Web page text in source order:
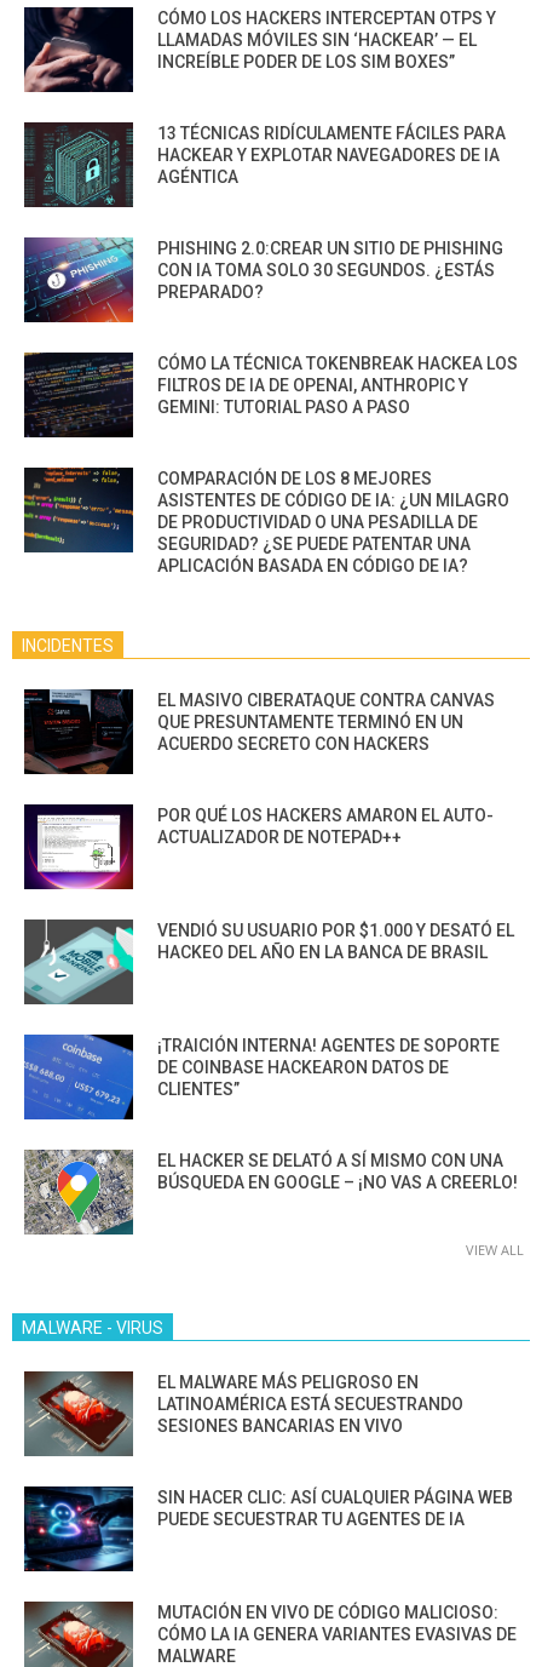
CÓMO LOS HACKERS INTERCEPTAN OTPS Y
LLAMADAS MÓVILES SIN ‘HACKEAR’ — EL
INCREÍBLE PODER DE LOS SIM BOXES”
13 TÉCNICAS RIDÍCULAMENTE FÁCILES PARA
HACKEAR Y EXPLOTAR NAVEGADORES DE IA
AGÉNTICA
PHISHING 2.0:CREAR UN SITIO DE PHISHING
CON IA TOMA SOLO 30 SEGUNDOS. ¿ESTÁS
PREPARADO?
CÓMO LA TÉCNICA TOKENBREAK HACKEA LOS
FILTROS DE IA DE OPENAI, ANTHROPIC Y
GEMINI: TUTORIAL PASO A PASO
COMPARACIÓN DE LOS 8 MEJORES
ASISTENTES DE CÓDIGO DE IA: ¿UN MILAGRO
DE PRODUCTIVIDAD O UNA PESADILLA DE
SEGURIDAD? ¿SE PUEDE PATENTAR UNA
APLICACIÓN BASADA EN CÓDIGO DE IA?
INCIDENTES
EL MASIVO CIBERATAQUE CONTRA CANVAS
QUE PRESUNTAMENTE TERMINÓ EN UN
ACUERDO SECRETO CON HACKERS
POR QUÉ LOS HACKERS AMARON EL AUTO-
ACTUALIZADOR DE NOTEPAD++
VENDIÓ SU USUARIO POR $1.000 Y DESATÓ EL
HACKEO DEL AÑO EN LA BANCA DE BRASIL
¡TRAICIÓN INTERNA! AGENTES DE SOPORTE
DE COINBASE HACKEARON DATOS DE
CLIENTES”
EL HACKER SE DELATÓ A SÍ MISMO CON UNA
BÚSQUEDA EN GOOGLE – ¡NO VAS A CREERLO!
VIEW ALL
MALWARE - VIRUS
EL MALWARE MÁS PELIGROSO EN
LATINOAMÉRICA ESTÁ SECUESTRANDO
SESIONES BANCARIAS EN VIVO
SIN HACER CLIC: ASÍ CUALQUIER PÁGINA WEB
PUEDE SECUESTRAR TU AGENTES DE IA
MUTACIÓN EN VIVO DE CÓDIGO MALICIOSO:
CÓMO LA IA GENERA VARIANTES EVASIVAS DE
MALWARE